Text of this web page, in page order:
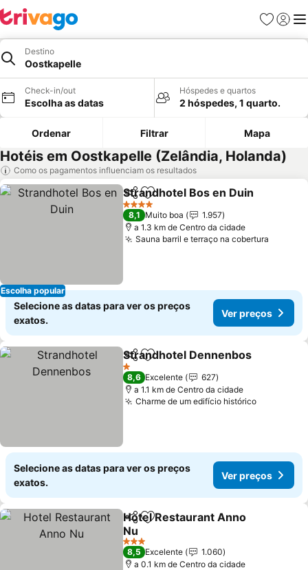
Favoritos
Iniciar
Destino
Oostkapelle
Check-in/out
Escolha as datas
Hóspedes e quartos
2 hóspedes, 1 quarto.
Ordenar Filtrar Mapa
Hotéis em Oostkapelle (Zelândia, Holanda)
Como os pagamentos influenciam os resultados
Escolha popular
PartilharAdicionar aos favoritos
Strandhotel Bos en Duin
4 Estrelas
8,1 Muito boa
1.957
a 1.3 km de Centro da cidade
Sauna barril e terraço na cobertura
Selecione as datas para ver os preços
exatos.
Ver preços
PartilharAdicionar aos favoritos
Strandhotel Dennenbos
1 Estrelas
8,6 Excelente
627
a 1.1 km de Centro da cidade
Charme de um edifício histórico
Selecione as datas para ver os preços
exatos.
Ver preços
PartilharAdicionar aos favoritos
Hotel Restaurant Anno
Nu
3 Estrelas
8,5 Excelente
1.060
a 0.1 km de Centro da cidade